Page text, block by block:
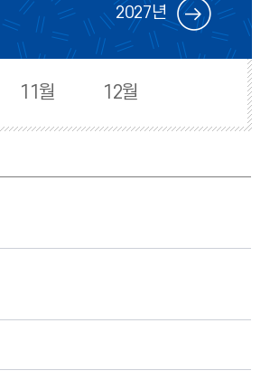
2027년
11월 12월